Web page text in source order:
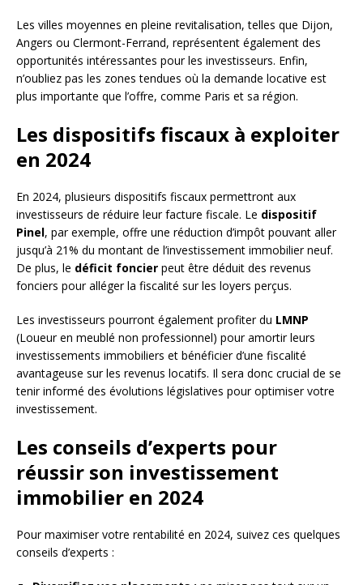
Les villes moyennes en pleine revitalisation, telles que Dijon,
Angers ou Clermont-Ferrand, représentent également des
opportunités intéressantes pour les investisseurs. Enfin,
n’oubliez pas les zones tendues où la demande locative est
plus importante que l’offre, comme Paris et sa région.
Les dispositifs fiscaux à exploiter
en 2024
En 2024, plusieurs dispositifs fiscaux permettront aux
investisseurs de réduire leur facture fiscale. Le dispositif
Pinel, par exemple, offre une réduction d’impôt pouvant aller
jusqu’à 21% du montant de l’investissement immobilier neuf.
De plus, le déficit foncier peut être déduit des revenus
fonciers pour alléger la fiscalité sur les loyers perçus.
Les investisseurs pourront également profiter du LMNP
(Loueur en meublé non professionnel) pour amortir leurs
investissements immobiliers et bénéficier d’une fiscalité
avantageuse sur les revenus locatifs. Il sera donc crucial de se
tenir informé des évolutions législatives pour optimiser votre
investissement.
Les conseils d’experts pour
réussir son investissement
immobilier en 2024
Pour maximiser votre rentabilité en 2024, suivez ces quelques
conseils d’experts :